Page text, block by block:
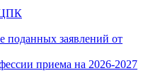
поданных заявлений от
приема на 2026-2027